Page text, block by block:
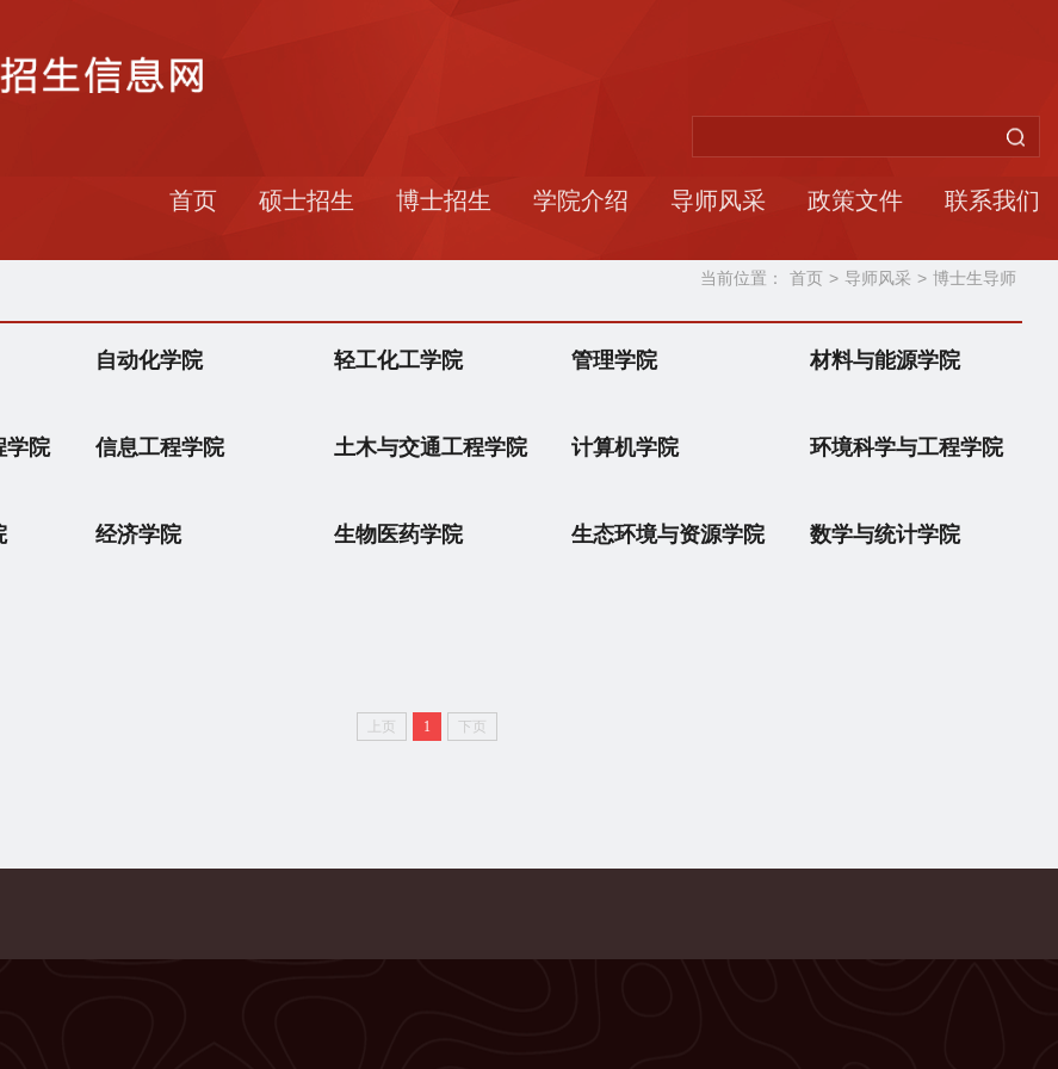
首页 硕士招生 博士招生 学院介绍 导师风采 政策文件 联系我们
当前位置： 首页 > 导师风采 > 博士生导师
自动化学院 轻工化工学院 管理学院 材料与能源学院
学院 信息工程学院 土木与交通工程学院 计算机学院 环境科学与工程学院
经济学院 生物医药学院 生态环境与资源学院 数学与统计学院
上页 1 下页